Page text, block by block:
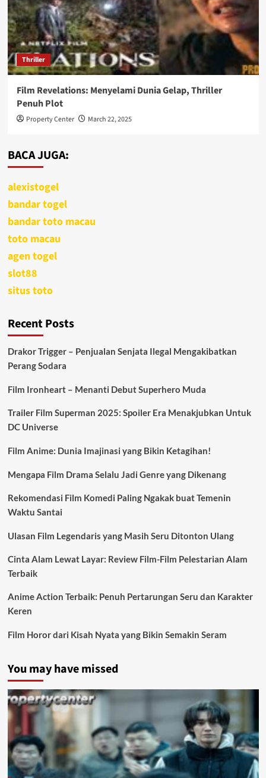
Thriller
Film Revelations: Menyelami Dunia Gelap, Thriller
Penuh Plot
Property Center March 22, 2025
BACA JUGA:
alexistogel
bandar togel
bandar toto macau
toto macau
agen togel
slot88
situs toto
Recent Posts
Drakor Trigger – Penjualan Senjata Ilegal Mengakibatkan
Perang Sodara
Film Ironheart – Menanti Debut Superhero Muda
Trailer Film Superman 2025: Spoiler Era Menakjubkan Untuk
DC Universe
Film Anime: Dunia Imajinasi yang Bikin Ketagihan!
Mengapa Film Drama Selalu Jadi Genre yang Dikenang
Rekomendasi Film Komedi Paling Ngakak buat Temenin
Waktu Santai
Ulasan Film Legendaris yang Masih Seru Ditonton Ulang
Cinta Alam Lewat Layar: Review Film-Film Pelestarian Alam
Terbaik
Anime Action Terbaik: Penuh Pertarungan Seru dan Karakter
Keren
Film Horor dari Kisah Nyata yang Bikin Semakin Seram
You may have missed